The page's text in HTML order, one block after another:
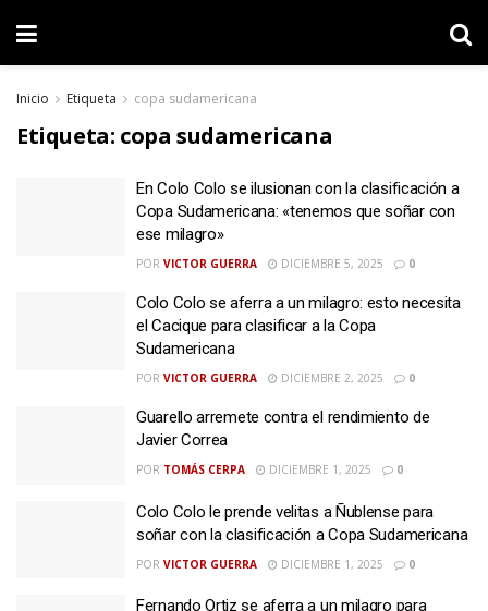
Inicio Etiqueta copa sudamericana
Etiqueta: copa sudamericana
En Colo Colo se ilusionan con la clasificación a
Copa Sudamericana: «tenemos que soñar con
ese milagro»
POR VICTOR GUERRA DICIEMBRE 5, 2025 0
Colo Colo se aferra a un milagro: esto necesita
el Cacique para clasificar a la Copa
Sudamericana
POR VICTOR GUERRA DICIEMBRE 2, 2025 0
Guarello arremete contra el rendimiento de
Javier Correa
POR TOMÁS CERPA DICIEMBRE 1, 2025 0
Colo Colo le prende velitas a Ñublense para
soñar con la clasificación a Copa Sudamericana
POR VICTOR GUERRA DICIEMBRE 1, 2025 0
Fernando Ortiz se aferra a un milagro para